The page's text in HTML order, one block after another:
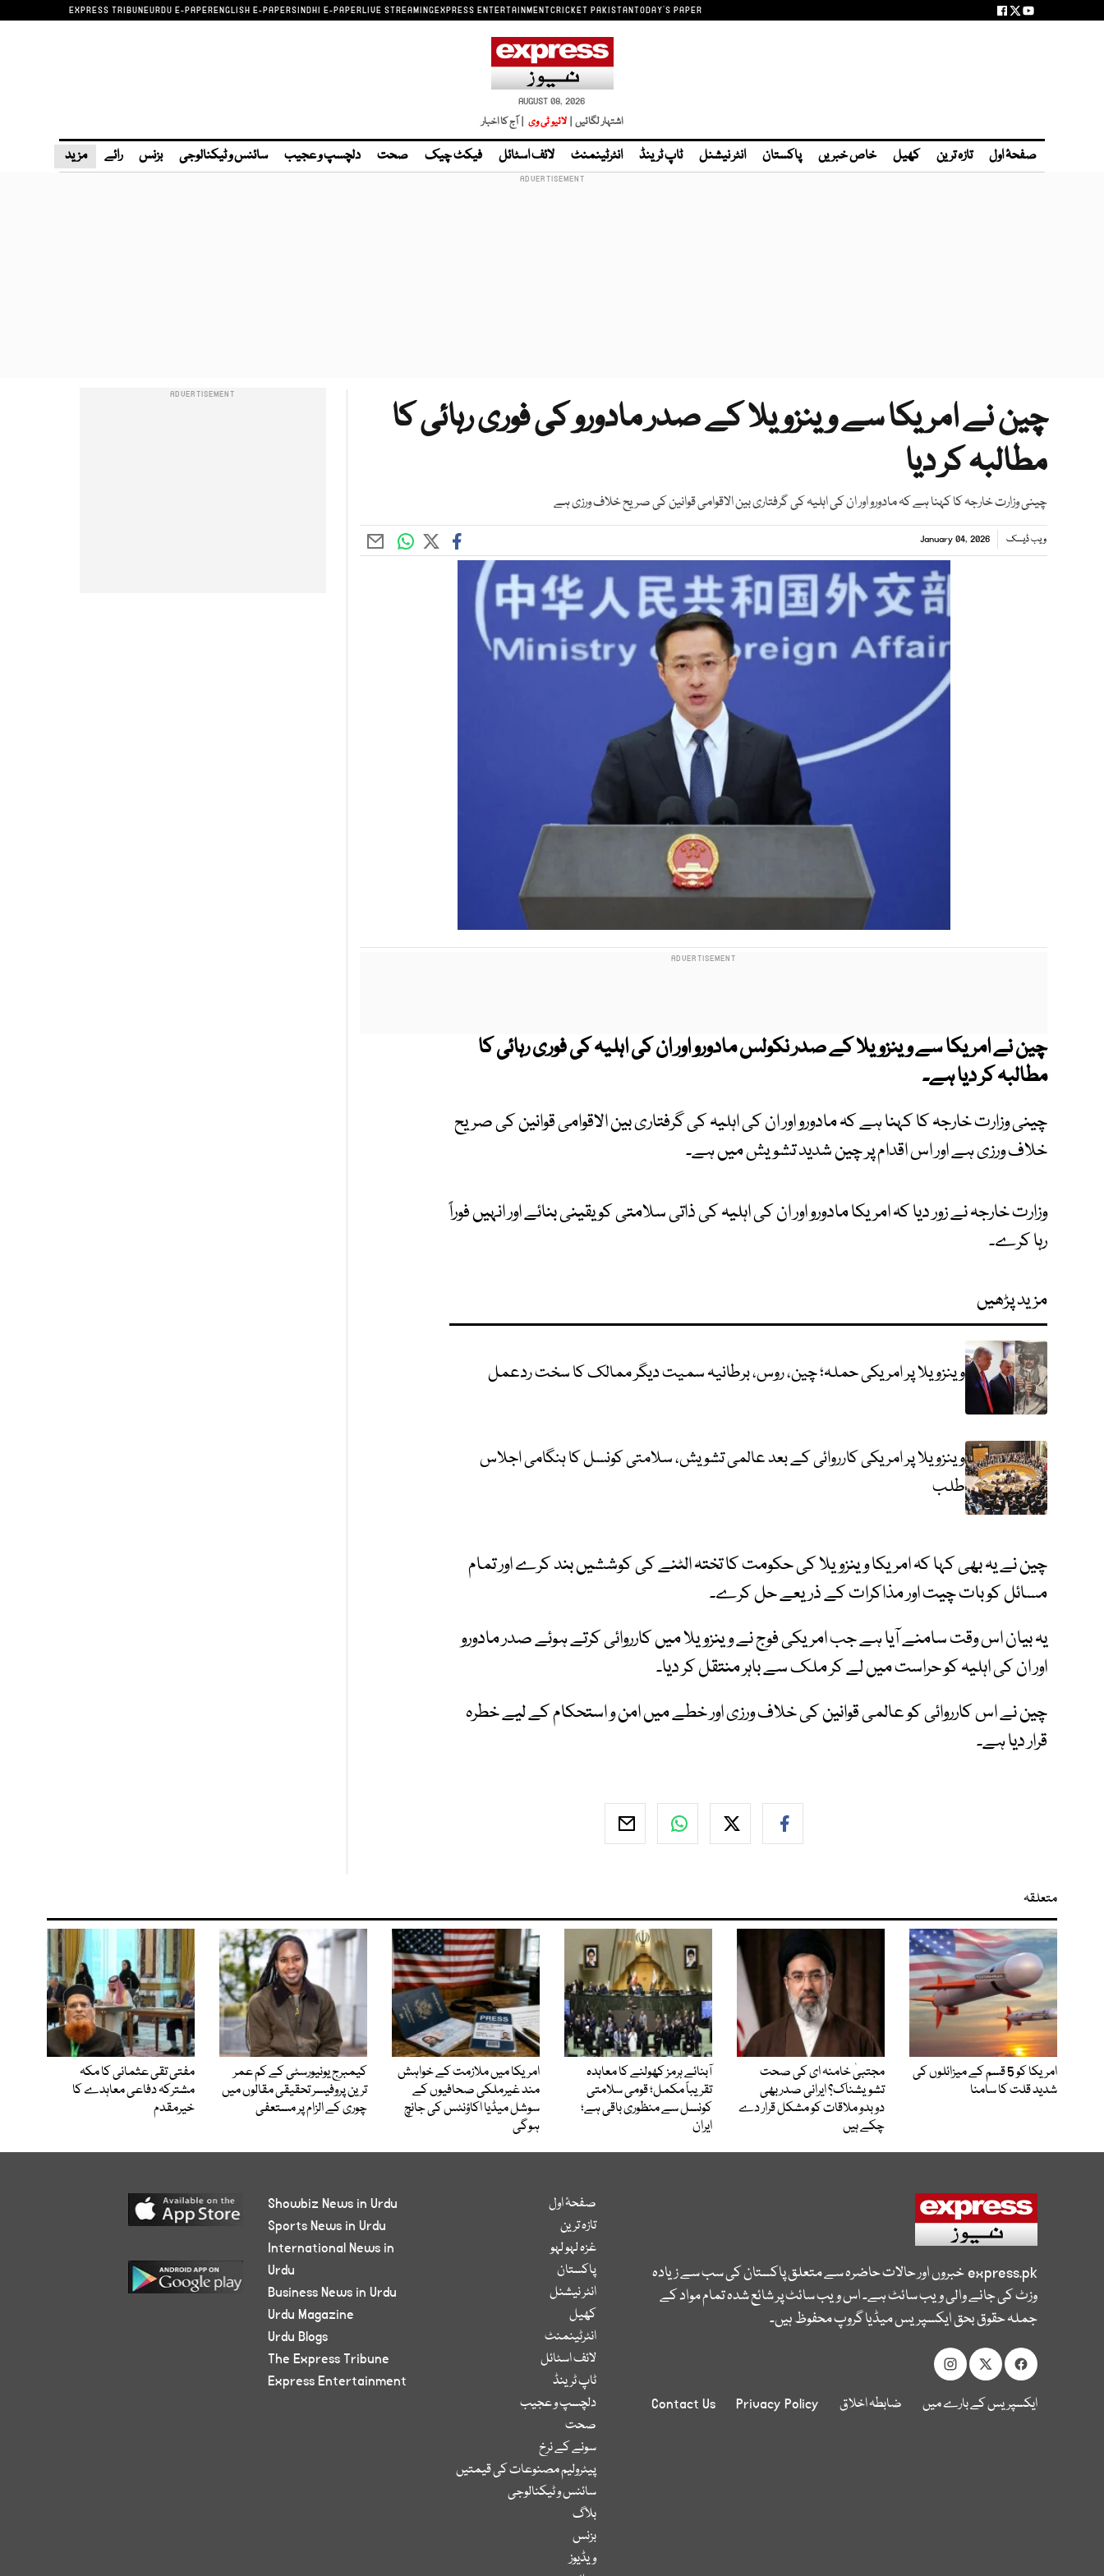
EXPRESS TRIBUNEURDU E-PAPERENGLISH E-PAPERSINDHI E-PAPERLIVE STREAMINGEXPRESS ENTERTAINMENTCRICKET PAKISTANTODAY'S PAPER
AUGUST 08, 2026
اشتہار لگائیں | لائیو ٹی وی | آج کا اخبار
صفحۂ اول تازہ ترین کھیل خاص خبریں پاکستان انٹر نیشنل ٹاپ ٹرینڈ انٹرٹینمنٹ لائف اسٹائل فیکٹ چیک صحت دلچسپ و عجیب سائنس و ٹیکنالوجی بزنس رائے مزید
چین نے امریکا سے وینزویلا کے صدر مادورو کی فوری رہائی کا
مطالبہ کر دیا
چینی وزارت خارجہ کا کہنا ہے کہ مادورو اور ان کی اہلیہ کی گرفتاری بین الاقوامی قوانین کی صریح خلاف ورزی ہے
ویب ڈیسک January 04, 2026
چین نے امریکا سے وینزویلا کے صدر نکولس مادورو اور ان کی اہلیہ کی فوری رہائی کا
مطالبہ کر دیا ہے۔
چینی وزارت خارجہ کا کہنا ہے کہ مادورو اور ان کی اہلیہ کی گرفتاری بین الاقوامی قوانین کی صریح
خلاف ورزی ہے اور اس اقدام پر چین شدید تشویش میں ہے۔
وزارت خارجہ نے زور دیا کہ امریکا مادورو اور ان کی اہلیہ کی ذاتی سلامتی کو یقینی بنائے اور انہیں فوراً
رہا کرے۔
مزید پڑھیں
وینزویلا پر امریکی حملہ؛ چین، روس، برطانیہ سمیت دیگر ممالک کا سخت ردعمل
وینزویلا پر امریکی کارروائی کے بعد عالمی تشویش، سلامتی کونسل کا ہنگامی اجلاس
طلب
چین نے یہ بھی کہا کہ امریکا وینزویلا کی حکومت کا تختہ الٹنے کی کوششیں بند کرے اور تمام
مسائل کو بات چیت اور مذاکرات کے ذریعے حل کرے۔
یہ بیان اس وقت سامنے آیا ہے جب امریکی فوج نے وینزویلا میں کارروائی کرتے ہوئے صدر مادورو
اور ان کی اہلیہ کو حراست میں لے کر ملک سے باہر منتقل کر دیا۔
چین نے اس کارروائی کو عالمی قوانین کی خلاف ورزی اور خطے میں امن و استحکام کے لیے خطرہ
قرار دیا ہے۔
متعلقہ
امریکا کو 5 قسم کے میزائلوں کی
شدید قلت کا سامنا
مجتبیٰ خامنہ ای کی صحت
تشویشناک؟ ایرانی صدر بھی
دوبدو ملاقات کو مشکل قرار دے
چکے ہیں
آبنائے ہرمز کھولنے کا معاہدہ
تقریباً مکمل؛ قومی سلامتی
کونسل سے منظوری باقی ہے؛
ایران
امریکا میں ملازمت کے خواہش
مند غیرملکی صحافیوں کے
سوشل میڈیا اکاؤنٹس کی جانچ
ہوگی
کیمبرج یونیورسٹی کے کم عمر
ترین پروفیسر تحقیقی مقالوں میں
چوری کے الزام پر مستعفی
مفتی تقی عثمانی کا مکہ
مشترکہ دفاعی معاہدے کا
خیرمقدم
express.pkخبروں اور حالات حاضرہ سے متعلق پاکستان کی سب سے زیادہ
وزٹ کی جانے والی ویب سائٹ ہے۔ اس ویب سائٹ پر شائع شدہ تمام مواد کے
جملہ حقوق بحق ایکسپریس میڈیا گروپ محفوظ ہیں۔
ایکسپریس کے بارے میں ضابطہ اخلاق Privacy Policy
Contact Us
صفحۂ اول
تازہ ترین
غزہ لہو لہو
پاکستان
انٹر نیشنل
کھیل
انٹرٹینمنٹ
لائف اسٹائل
ٹاپ ٹرینڈ
دلچسپ و عجیب
صحت
سونے کے نرخ
پیٹرولیم مصنوعات کی قیمتیں
سائنس و ٹیکنالوجی
بلاگ
بزنس
ویڈیوز
Showbiz News in Urdu
Sports News in Urdu
International News in
Urdu
Business News in Urdu
Urdu Magazine
Urdu Blogs
The Express Tribune
Express Entertainment